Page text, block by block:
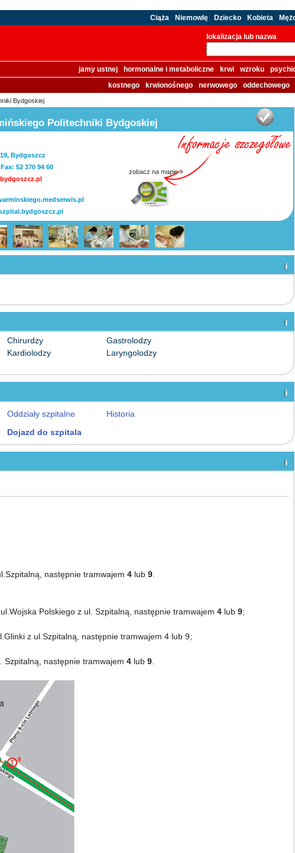
Ciąża Niemowlę Dziecko Kobieta
lokalizacja lub nazwa
jamy ustnej hormonalne i metaboliczne krwi wzroku
kostnego krwionośnego nerwowego oddechowego
Bydgoskiej
Politechniki Bydgoskiej
Bydgoszcz
52 370 94 60
zobacz na mapie »
Chirurdzy
Gastrolodzy
Kardiolodzy
Laryngolodzy
Oddziały szpitalne
Historia
Dojazd do szpitala
następnie tramwajem 4 lub 9
Polskiego z ul. Szpitalną, następnie tramwajem 4 lub 9;
z ul.Szpitalną, następnie tramwajem 4 lub 9;
Szpitalną, następnie tramwajem 4 lub 9